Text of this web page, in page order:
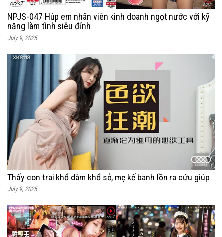
NPJS-047 Húp em nhân viên kinh doanh ngọt nước với kỹ
năng làm tình siêu đỉnh
July 9, 2025
Thấy con trai khổ dâm khổ sở, mẹ kế banh lồn ra cứu giúp
July 9, 2025